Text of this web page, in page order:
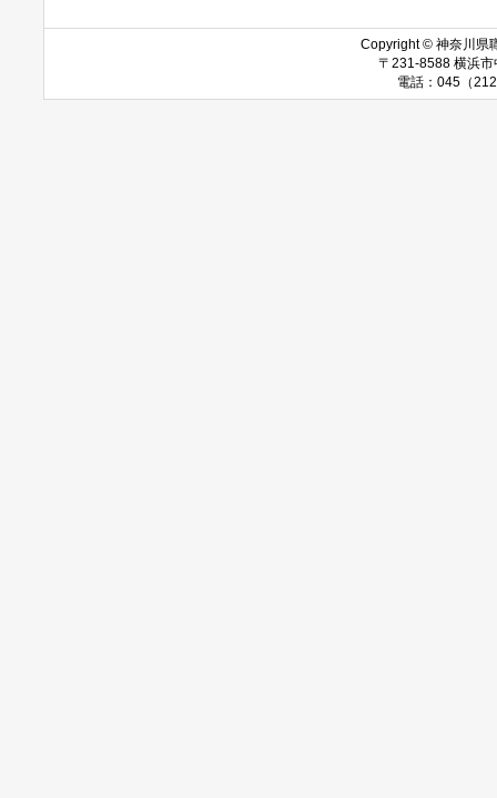
Copyright © 神奈川県
〒231-8588 横浜市
電話：045（